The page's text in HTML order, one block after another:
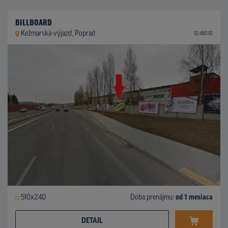
BILLBOARD
Kežmarská-výjazd, Poprad ID 46010
510x240 Doba prenájmu: od 1 mesiaca
DETAIL